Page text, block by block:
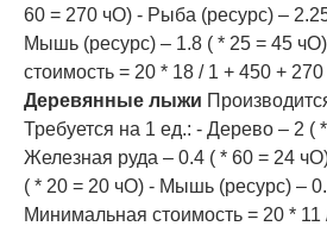
60 = 270 чО) - Рыба (ресурс) –
Мышь (ресурс) – 1.8 ( * 25 = 45
стоимость = 20 * 18 / 1 + 450 +
Деревянные лыжи
Требуется на 1 ед.: - Дерево – 2 (
Железная руда – 0.4 ( * 60 = 24
( * 20 = 20 чО) - Мышь (ресурс) –
Минимальная стоимость = 20 * 11